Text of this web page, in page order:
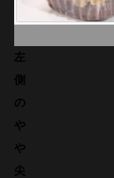
左
側
の
や
や
尖